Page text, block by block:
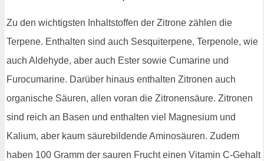
Zu den wichtigsten Inhaltstoffen der Zitrone zählen die
Terpene. Enthalten sind auch Sesquiterpene, Terpenole, wie
auch Aldehyde, aber auch Ester sowie Cumarine und
Furocumarine. Darüber hinaus enthalten Zitronen auch
organische Säuren, allen voran die Zitronensäure. Zitronen
sind reich an Basen und enthalten viel Magnesium und
Kalium, aber kaum säurebildende Aminosäuren. Zudem
haben 100 Gramm der sauren Frucht einen Vitamin C-Gehalt